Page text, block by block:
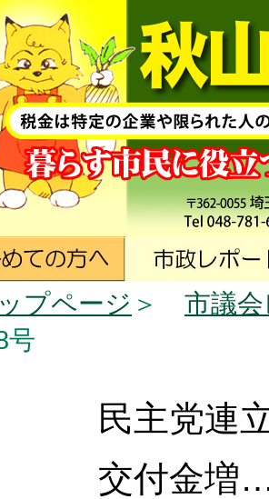
プページ ＞ 市議
号
民主党連
交付金増